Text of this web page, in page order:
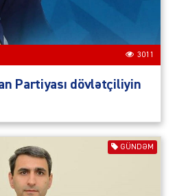
3011
Partiyası dövlətçiliyin
GÜNDƏM